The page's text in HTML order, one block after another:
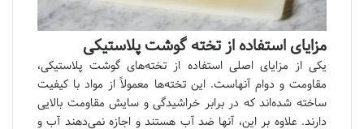
مزایای استفاده از تخته گوشت پلاستیکی
یکی از مزایای اصلی استفاده از تخته‌های گوشت پلاستیکی،
مقاومت و دوام آنهاست. این تخته‌ها معمولاً از مواد با کیفیت
ساخته شده‌اند که در برابر خراشیدگی و سایش مقاومت بالایی
دارند. علاوه بر این، آنها ضد آب هستند و اجازه نمی‌دهند آب و